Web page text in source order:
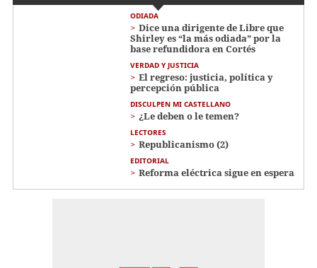
ODIADA
Dice una dirigente de Libre que
Shirley es “la más odiada” por la
base refundidora en Cortés
VERDAD Y JUSTICIA
El regreso: justicia, política y
percepción pública
DISCULPEN MI CASTELLANO
¿Le deben o le temen?
LECTORES
Republicanismo (2)
EDITORIAL
Reforma eléctrica sigue en espera